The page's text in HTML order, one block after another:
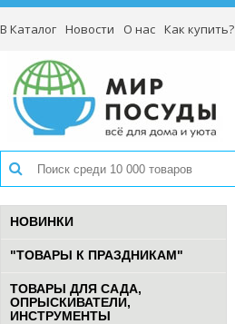
В Каталог Новости О нас Как купить?
НОВИНКИ
"ТОВАРЫ К ПРАЗДНИКАМ"
ТОВАРЫ ДЛЯ САДА,
ОПРЫСКИВАТЕЛИ,
ИНСТРУМЕНТЫ